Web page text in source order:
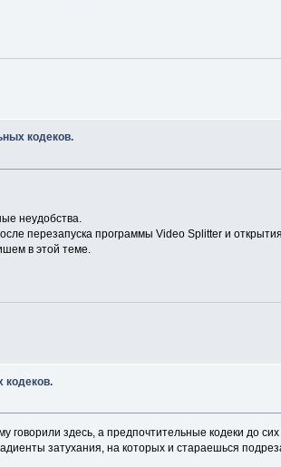
кодеков.
неудобства.
перезапуска программы Video Splitter и
в этой теме.
кодеков.
говорили здесь, а предпочтительные кодеки до
затухания, на которых и стараешься